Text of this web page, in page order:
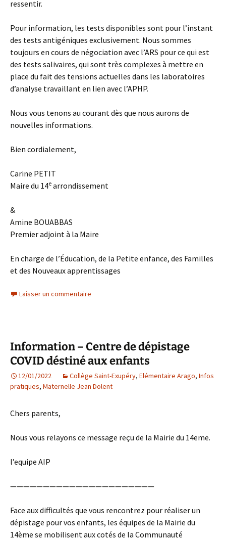
ressentir.
Pour information, les tests disponibles sont pour l’instant
des tests antigéniques exclusivement. Nous sommes
toujours en cours de négociation avec l’ARS pour ce qui est
des tests salivaires, qui sont très complexes à mettre en
place du fait des tensions actuelles dans les laboratoires
d’analyse travaillant en lien avec l’APHP.
Nous vous tenons au courant dès que nous aurons de
nouvelles informations.
Bien cordialement,
Carine PETIT
Maire du 14e arrondissement
&
Amine BOUABBAS
Premier adjoint à la Maire
En charge de l’Éducation, de la Petite enfance, des Familles
et des Nouveaux apprentissages
Laisser un commentaire
Information – Centre de dépistage
COVID déstiné aux enfants
12/01/2022 Collège Saint-Exupéry, Elémentaire Arago, Infos
pratiques, Maternelle Jean Dolent
Chers parents,
Nous vous relayons ce message reçu de la Mairie du 14eme.
l’equipe AIP
——————————————————————
Face aux difficultés que vous rencontrez pour réaliser un
dépistage pour vos enfants, les équipes de la Mairie du
14ème se mobilisent aux cotés de la Communauté